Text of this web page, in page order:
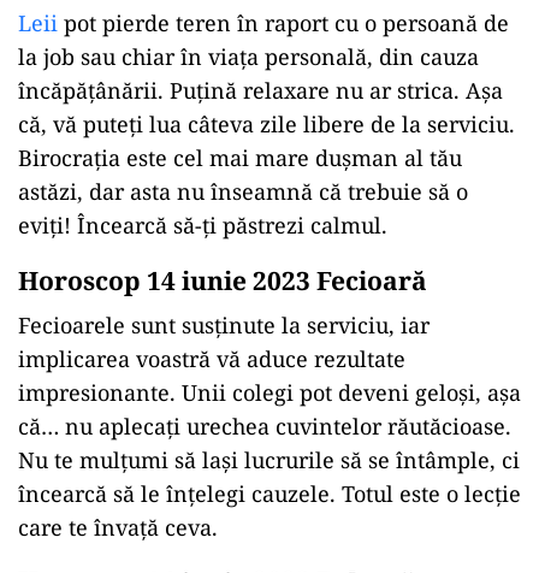
Leii pot pierde teren în raport cu o persoană de
la job sau chiar în viața personală, din cauza
încăpățânării. Puțină relaxare nu ar strica. Aşa
că, vă puteţi lua câteva zile libere de la serviciu.
Birocrația este cel mai mare dușman al tău
astăzi, dar asta nu înseamnă că trebuie să o
eviți! Încearcă să-ți păstrezi calmul.
Horoscop 14 iunie 2023 Fecioară
Fecioarele sunt susținute la serviciu, iar
implicarea voastră vă aduce rezultate
impresionante. Unii colegi pot deveni geloși, așa
că… nu aplecați urechea cuvintelor răutăcioase.
Nu te mulțumi să lași lucrurile să se întâmple, ci
încearcă să le înțelegi cauzele. Totul este o lecție
care te învață ceva.